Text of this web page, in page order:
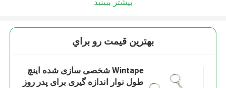
بهترين قيمت رو براي
Wintape شخصی سازی شده اینچ
طول نوار اندازه گیری برای پدر روز